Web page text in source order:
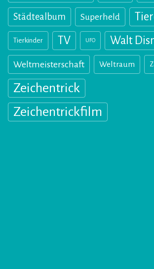
Städtealbum Superheld
Tierkinder TV UFO Walt
Weltmeisterschaft Weltraum
Zeichentrick
Zeichentrickfilm